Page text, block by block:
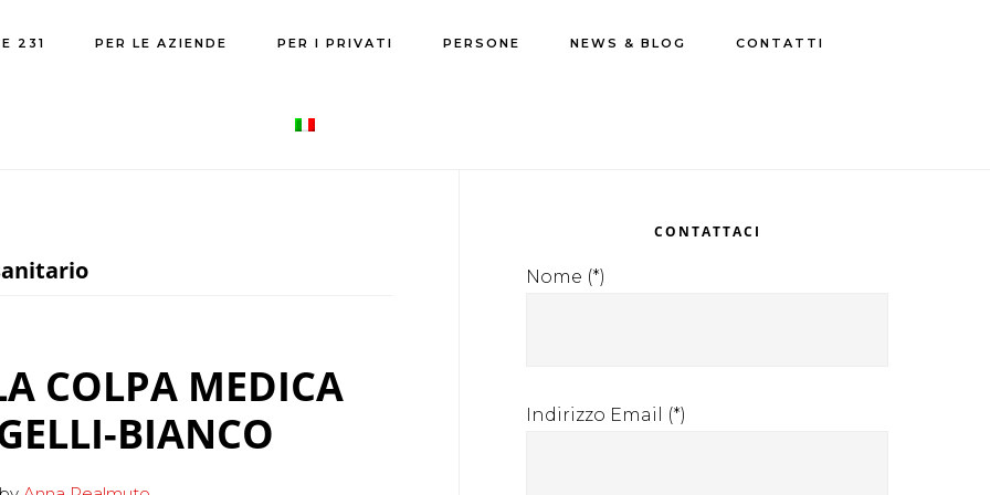
231 PER LE AZIENDE PER I PRIVATI PERSONE NEWS & BLOG CONTATTI
COLPA MEDICA
BIANCO
CONTATTACI
Nome (*)
Indirizzo Email (*)